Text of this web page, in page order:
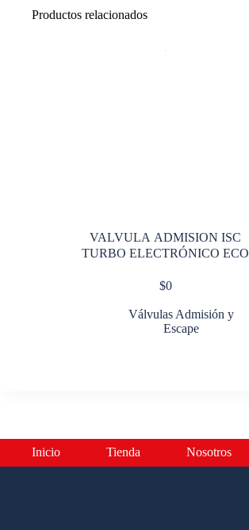
Productos relacionados
VALVULA ADMISION ISC
TURBO ELECTRÓNICO ECO
$0
Válvulas Admisión y
Escape
Inicio Tienda Nosotros